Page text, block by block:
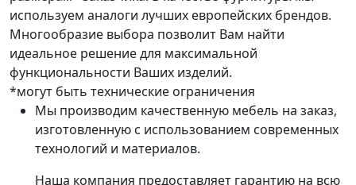
используем аналоги лучших европейских брендов.
Многообразие выбора позволит Вам найти
идеальное решение для максимальной
функциональности Ваших изделий.
*могут быть технические ограничения
Мы производим качественную мебель на заказ,
изготовленную с использованием современных
технологий и материалов.
Наша компания предоставляет гарантию на всю